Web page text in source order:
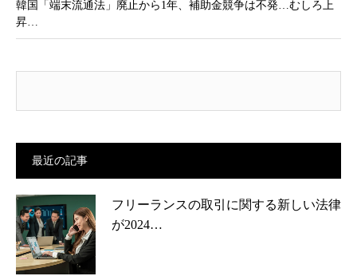
韓国「端末流通法」廃止から1年、補助金競争は不発…むしろ上
昇…
最近の記事
フリーランスの取引に関する新しい法律
が2024…